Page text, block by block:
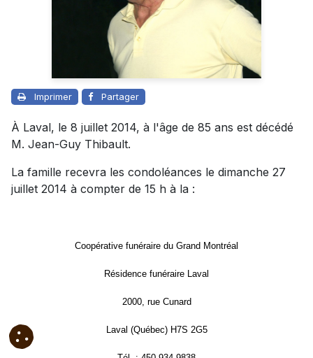
Imprimer Partager
À Laval, le 8 juillet 2014, à l'âge de 85 ans est décédé
M. Jean-Guy Thibault.
La famille recevra les condoléances le dimanche 27
juillet 2014 à compter de 15 h à la :
Coopérative funéraire du Grand Montréal
Résidence funéraire Laval
2000, rue Cunard
Laval (Québec) H7S 2G5